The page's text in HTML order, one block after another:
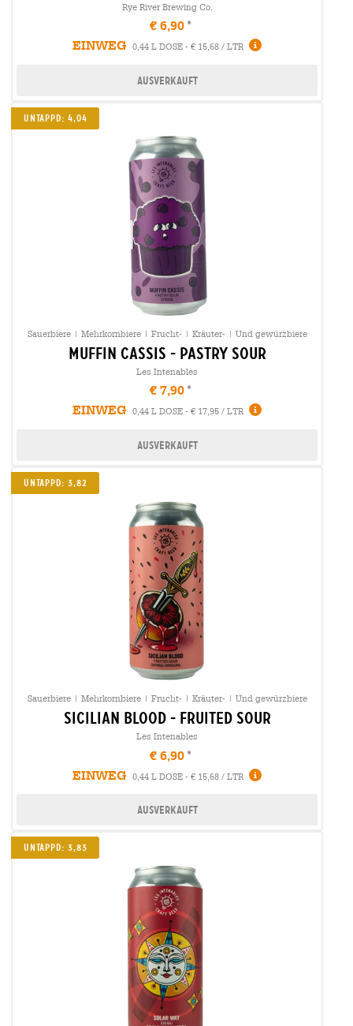
Rye River Brewing Co.
€ 6,90
EINWEG
0,44 L DOSE - € 15,68 / LTR
Ausverkauft
UNTAPPD: 4,04
Sauerbiere | Mehrkornbiere | Frucht- | Kräuter- | Und gewürzbiere
muffin cassis - pastry sour
Les Intenables
€ 7,90
EINWEG
0,44 L DOSE - € 17,95 / LTR
Ausverkauft
UNTAPPD: 3,82
Sauerbiere | Mehrkornbiere | Frucht- | Kräuter- | Und gewürzbiere
sicilian blood - fruited sour
Les Intenables
€ 6,90
EINWEG
0,44 L DOSE - € 15,68 / LTR
Ausverkauft
UNTAPPD: 3,83